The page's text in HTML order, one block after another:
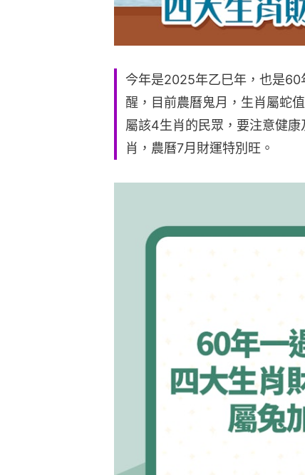
今年是2025年乙巳年，也是60
醒，目前農曆鬼月，生肖屬蛇
屬該4生肖的民眾，要注意健
肖，農曆7月財運特別旺。